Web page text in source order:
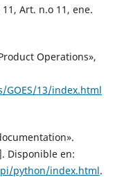
Art. n.o 11, ene.
Operations»,
GOES/13/index.html
Disponible en:
python/index.html.